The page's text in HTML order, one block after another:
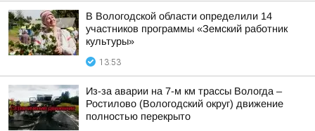
В Вологодской области определили 14
участников программы «Земский работник
культуры»
13:53
Из-за аварии на 7-м км трассы Вологда –
Ростилово (Вологодский округ) движение
полностью перекрыто